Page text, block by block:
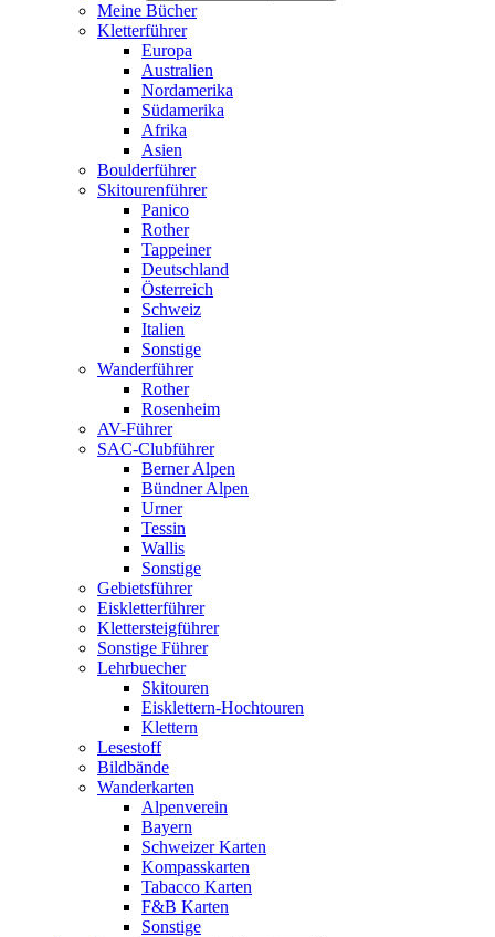
Meine Bücher
Kletterführer
Europa
Australien
Nordamerika
Südamerika
Afrika
Asien
Boulderführer
Skitourenführer
Panico
Rother
Tappeiner
Deutschland
Österreich
Schweiz
Italien
Sonstige
Wanderführer
Rother
Rosenheim
AV-Führer
SAC-Clubführer
Berner Alpen
Bündner Alpen
Urner
Tessin
Wallis
Sonstige
Gebietsführer
Eiskletterführer
Klettersteigführer
Sonstige Führer
Lehrbuecher
Skitouren
Eisklettern-Hochtouren
Klettern
Lesestoff
Bildbände
Wanderkarten
Alpenverein
Bayern
Schweizer Karten
Kompasskarten
Tabacco Karten
F&B Karten
Sonstige